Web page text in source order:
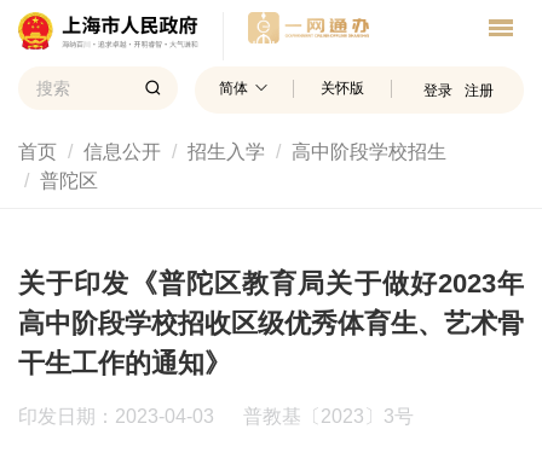
简体 关怀版 登录 注册
首页 信息公开 招生入学
高中阶段学校招生
普陀区
关于印发《普陀区教育局关于做好2023年
高中阶段学校招收区级优秀体育生、艺术骨
干生工作的通知》
印发日期：2023-04-03 普教基〔2023〕3号